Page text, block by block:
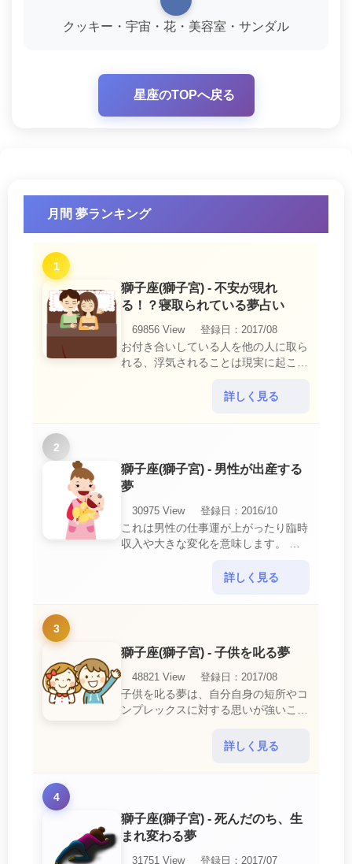
クッキー・宇宙・花・美容室・サンダル
星座のTOPへ戻る
月間 夢ランキング
1
獅子座(獅子宮) - 不安が現れ
る！？寝取られている夢占い
69856 View
登録日：2017/08
お付き合いしている人を他の人に取ら
れる、浮気されることは現実に起こる
いにおいて、『寝取られている』夢
詳しく見る
2
獅子座(獅子宮) - 男性が出産する
夢
30975 View
登録日：2016/10
これは男性の仕事運が上がったり臨時
収入や大きな変化を意味します。 喜
ればあり得ない事が起きるのでビック
詳しく見る
3
獅子座(獅子宮) - 子供を叱る夢
48821 View
登録日：2017/08
子供を叱る夢は、自分自身の短所やコ
ンプレックスに対する思いが強いこと
短所やコンプレックスを的確に認識し
詳しく見る
4
獅子座(獅子宮) - 死んだのち、生
まれ変わる夢
31751 View
登録日：2017/07